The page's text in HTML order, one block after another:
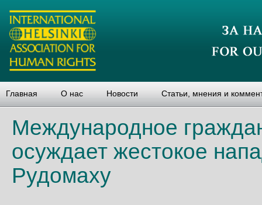
Главная О нас Новости Статьи, мнения и
Международное
осуждает жестокое
Рудомаху